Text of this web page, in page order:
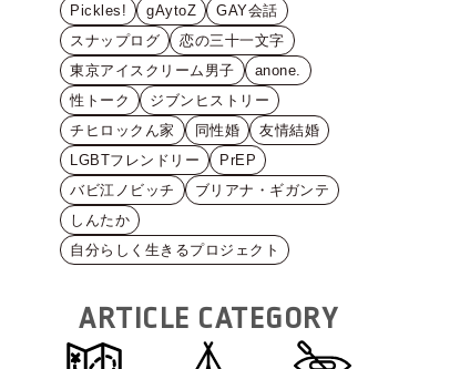
Pickles!
gAytoZ
GAY会話
スナップログ
恋の三十一文字
東京アイスクリーム男子
anone.
性トーク
ジブンヒストリー
チヒロックん家
同性婚
友情結婚
LGBTフレンドリー
PrEP
バビ江ノビッチ
ブリアナ・ギガンテ
しんたか
自分らしく生きるプロジェクト
ARTICLE CATEGORY